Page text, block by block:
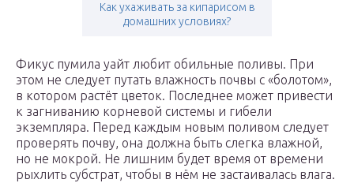
Как ухаживать за кипарисом в
домашних условиях?
Фикус пумила уайт любит обильные поливы. При
этом не следует путать влажность почвы с «болотом»,
в котором растёт цветок. Последнее может привести
к загниванию корневой системы и гибели
экземпляра. Перед каждым новым поливом следует
проверять почву, она должна быть слегка влажной,
но не мокрой. Не лишним будет время от времени
рыхлить субстрат, чтобы в нём не застаивалась влага.